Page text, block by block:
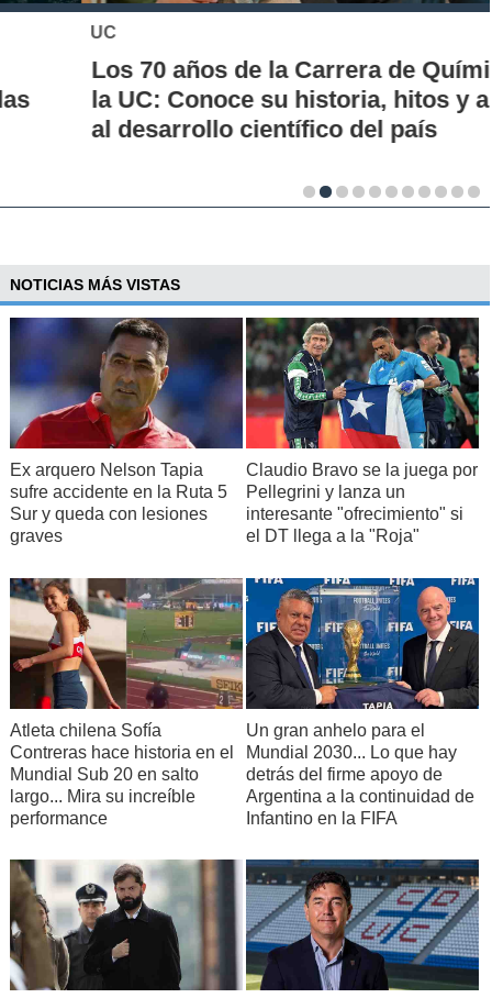
Los 70 años de la Carrera de Química de
la UC: Conoce su historia, hitos y aporte
al desarrollo científico del país
NOTICIAS MÁS VISTAS
Ex arquero Nelson Tapia
sufre accidente en la Ruta 5
Sur y queda con lesiones
graves
Claudio Bravo se la juega por
Pellegrini y lanza un
interesante "ofrecimiento" si
el DT llega a la "Roja"
Atleta chilena Sofía
Contreras hace historia en el
Mundial Sub 20 en salto
largo... Mira su increíble
performance
Un gran anhelo para el
Mundial 2030... Lo que hay
detrás del firme apoyo de
Argentina a la continuidad de
Infantino en la FIFA